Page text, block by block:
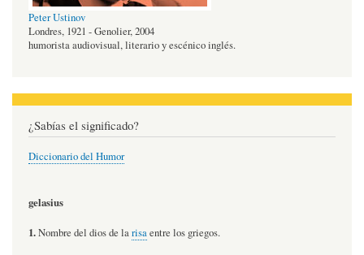
Peter Ustinov
Londres, 1921 - Genolier, 2004
humorista audiovisual, literario y escénico inglés.
¿Sabías el significado?
Diccionario del Humor
gelasius
1.Nombre del dios de larisaentre los griegos.